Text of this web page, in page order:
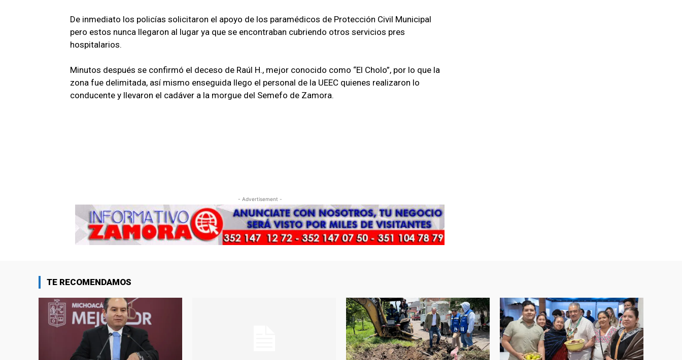
De inmediato los policías solicitaron el apoyo de los paramédicos de Protección Civil Municipal
pero estos nunca llegaron al lugar ya que se encontraban cubriendo otros servicios pres
hospitalarios.
Minutos después se confirmó el deceso de Raúl H., mejor conocido como “El Cholo”, por lo que la
zona fue delimitada, así mismo enseguida llego el personal de la UEEC quienes realizaron lo
conducente y llevaron el cadáver a la morgue del Semefo de Zamora.
- Advertisement -
TE RECOMENDAMOS